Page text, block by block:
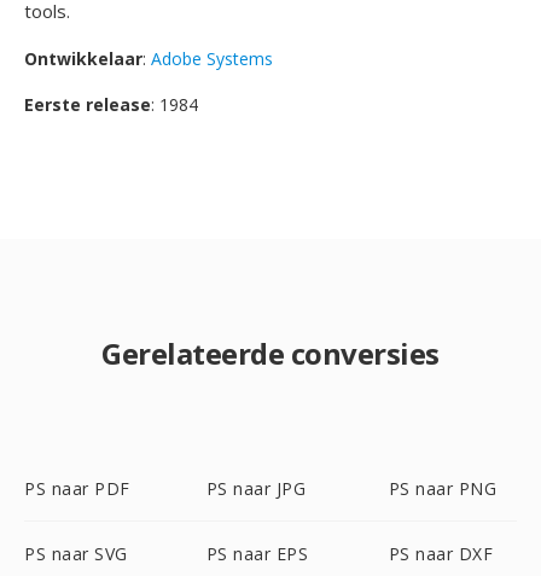
tools.
Ontwikkelaar: Adobe Systems
Eerste release: 1984
Gerelateerde conversies
PS naar PDF PS naar JPG PS naar PNG
PS naar SVG PS naar EPS PS naar DXF